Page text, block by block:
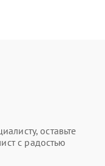
оставьте
с радостью